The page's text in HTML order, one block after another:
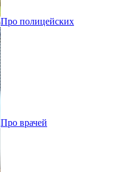
Про полицейских
Про врачей